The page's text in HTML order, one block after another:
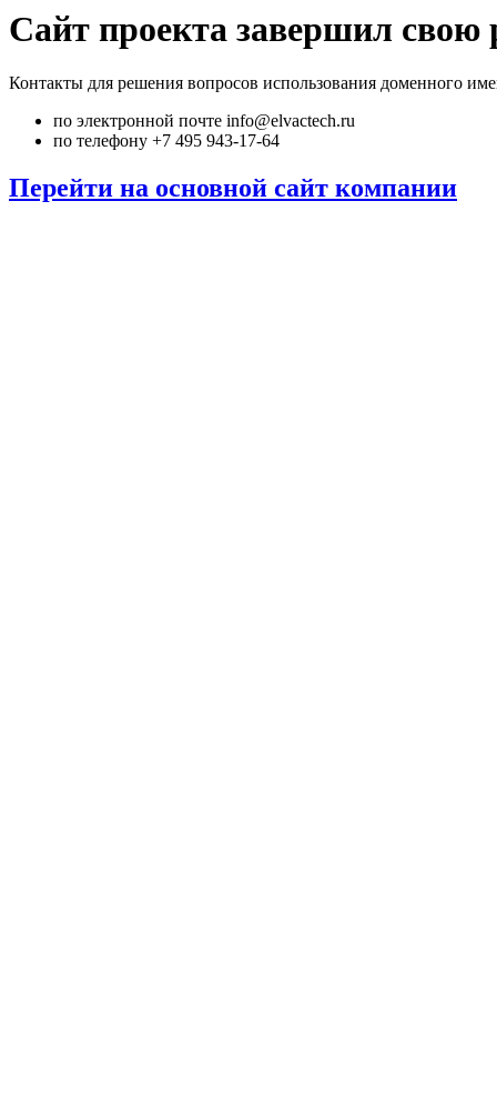
Сайт проекта завершил свою
Контакты для решения вопросов использования доменного
по электронной почте info@elvactech.ru
по телефону +7 495 943-17-64
Перейти на основной сайт компании